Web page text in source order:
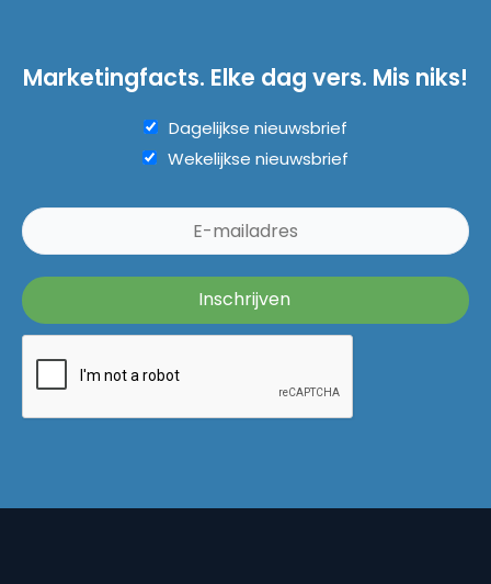
Marketingfacts. Elke dag vers. Mis niks!
Dagelijkse nieuwsbrief
Wekelijkse nieuwsbrief